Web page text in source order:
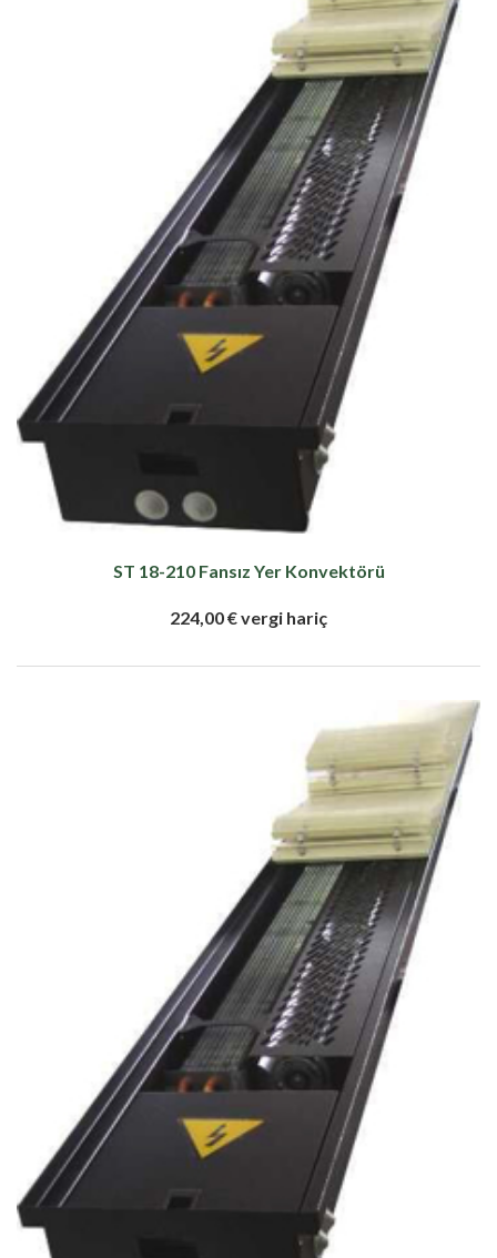
ST 18-210 Fansız Yer Konvektörü
224,00 € vergi hariç